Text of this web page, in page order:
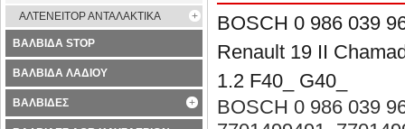
BOSCH 0 986 039
Renault 19 II
1.2 F40_ G40_
BOSCH 0 986 039
ΑΛΤΕΝΕΙΤΟΡ ΑΝΤΑΛΑΚΤΙΚΑ
ΒΑΛΒΙΔΑ STOP
ΒΑΛΒΙΔΑ ΛΑΔΙΟΥ
ΒΑΛΒΙΔΕΣ